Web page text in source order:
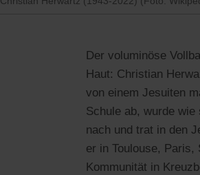
Der voluminöse
Haut: Christian
von einem Jesuiten
Schule ab, wurde
nach und trat in den
er in Toulouse,
Kommunität in